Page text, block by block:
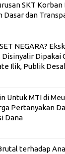
SKT Korban
Dasar dan
NEGARA?
Dipakai
Ilik, Publik
Untuk MTI di
Pertanyakan
Dana
terhadap